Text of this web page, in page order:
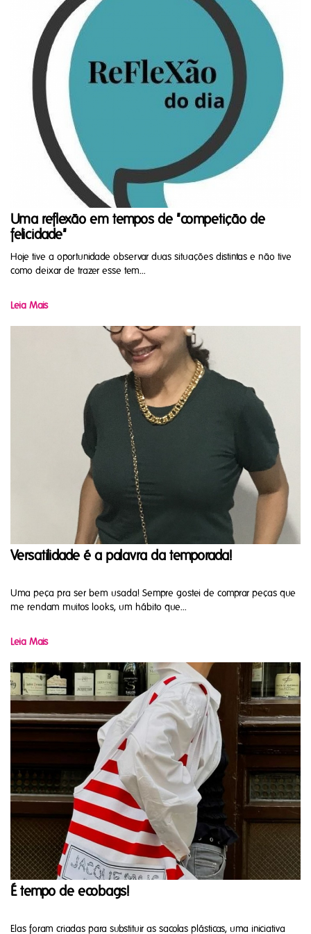
Uma reflexão em tempos de "competição de
felicidade"
Hoje tive a oportunidade observar duas situações distintas e não tive
como deixar de trazer esse tem...
Leia Mais
Versatilidade é a palavra da temporada!
Uma peça pra ser bem usada! Sempre gostei de comprar peças que
me rendam muitos looks, um hábito que...
Leia Mais
É tempo de ecobags!
Elas foram criadas para substituir as sacolas plásticas, uma iniciativa